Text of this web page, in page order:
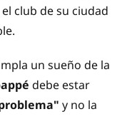
club de su ciudad
un sueño de la
debe estar
y no la